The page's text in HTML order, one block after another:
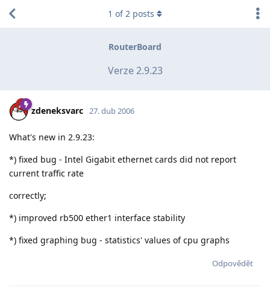
RouterBoard
Verze 2.9.23
1 of2 posts
zdeneksvarc 27. dub 2006
What's new in 2.9.23:
*) fixed bug - Intel Gigabit ethernet cards did not report
current traffic rate
correctly;
*) improved rb500 ether1 interface stability
*) fixed graphing bug - statistics' values of cpu graphs
Odpovědět